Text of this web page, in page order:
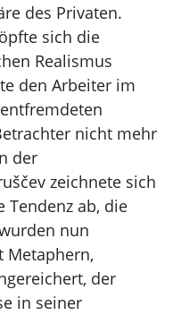
des Privaten.
sich die
Realismus
den Arbeiter im
nicht mehr
der
zeichnete sich
Tendenz ab, die
nun
Metaphern,
der
in seiner